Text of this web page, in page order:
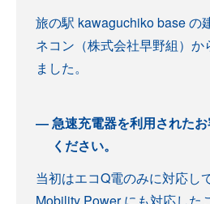
旅の駅 kawaguchiko base の
ネコン（株式会社早野組）か
ました。
急速充電器を利用された
ください。
当初はエコQ電のみに対応し
Mobility Power にも対応した